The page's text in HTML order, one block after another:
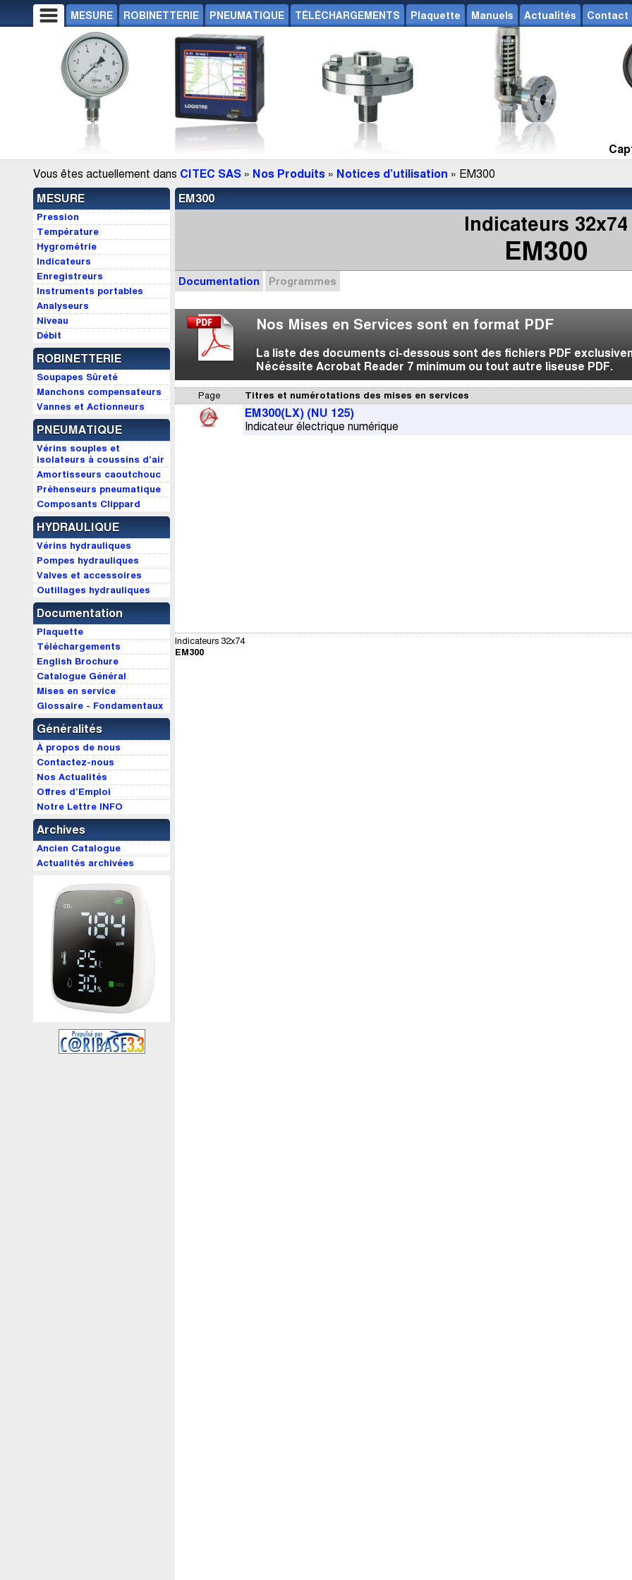
MESURE ROBINETTERIE PNEUMATIQUE TÉLÉCHARGEMENTS Plaquette Manuels Actualités Contact
Vous êtes actuellement dans CITEC SAS » Nos Produits » Notices d’utilisation » EM300
MESURE
Pression
Température
Hygrométrie
Indicateurs
Enregistreurs
Instruments portables
Analyseurs
Niveau
Débit
ROBINETTERIE
Soupapes Sûreté
Manchons compensateurs
Vannes et Actionneurs
PNEUMATIQUE
Vérins souples et
isolateurs à coussins d'air
Amortisseurs caoutchouc
Préhenseurs pneumatique
Composants Clippard
HYDRAULIQUE
Vérins hydrauliques
Pompes hydrauliques
Valves et accessoires
Outillages hydrauliques
Documentation
Plaquette
Téléchargements
English Brochure
Catalogue Général
Mises en service
Glossaire - Fondamentaux
Généralités
À propos de nous
Contactez-nous
Nos Actualités
Offres d’Emploi
Notre Lettre INFO
Archives
Ancien Catalogue
Actualités archivées
EM300
Indicateurs 32x74
EM300
Documentation Programmes
Nos Mises en Services sont en format PDF
La liste des documents ci-dessous sont des fichiers PDF
Nécéssite Acrobat Reader 7 minimum ou tout autre liseuse PDF.
Page Titres et numérotations des mises en services
EM300(LX) (NU 125)
Indicateur électrique numérique
Indicateurs 32x74
EM300